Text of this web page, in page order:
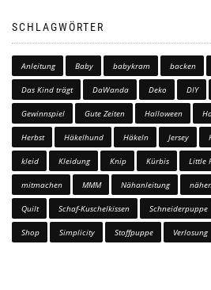
SCHLAGWÖRTER
Anleitung Baby babykram backen
Das Kind trägt DaWanda Deko DIY
Gewinnspiel Gute Zeiten Halloween
Herbst Häkelhund Häkeln Jersey
kleid Kleidung Knip Kürbis Little
mitmachen MMM Nähanleitung
Quilt Schaf-Kuschelkissen Schneiderpuppe
Shop Simplicity Stoffpuppe Verlosung